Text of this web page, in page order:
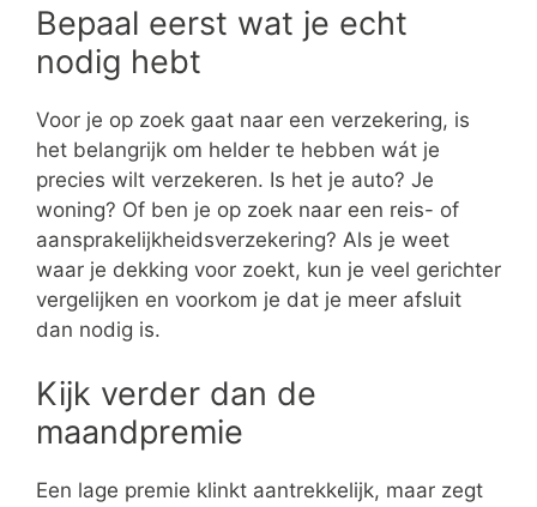
Bepaal eerst wat je echt
nodig hebt
Voor je op zoek gaat naar een verzekering, is
het belangrijk om helder te hebben wát je
precies wilt verzekeren. Is het je auto? Je
woning? Of ben je op zoek naar een reis- of
aansprakelijkheidsverzekering? Als je weet
waar je dekking voor zoekt, kun je veel gerichter
vergelijken en voorkom je dat je meer afsluit
dan nodig is.
Kijk verder dan de
maandpremie
Een lage premie klinkt aantrekkelijk, maar zegt